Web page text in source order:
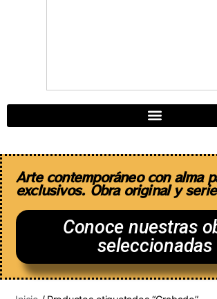
Arte contemporáneo con alma
exclusivos. Obra original y
Conoce nuestras
seleccionadas